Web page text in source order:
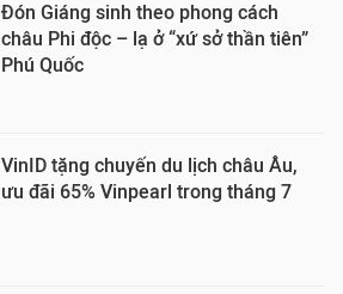
Đón Giáng sinh theo phong cách
châu Phi độc – lạ ở “xứ sở thần tiên”
Phú Quốc
VinID tặng chuyến du lịch châu Âu,
ưu đãi 65% Vinpearl trong tháng 7